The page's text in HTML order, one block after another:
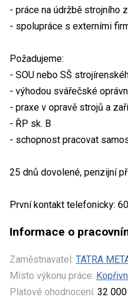
- práce na údržbě strojního
- spolupráce s externími
Požadujeme:
- SOU nebo SŠ
- výhodou svářečské
- praxe v opravě strojů a
- ŘP sk. B
- schopnost pracovat
25 dnů dovolené, penzijní
První kontakt telefonicky:
Informace o
Zaměstnavatel: TATRA
Místo výkonu práce:
Platové ohodnocení: 32